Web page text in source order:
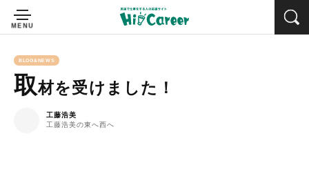
BLOG&NEWS
取材を受けました！
工藤浩美
工藤浩美の東へ西へ